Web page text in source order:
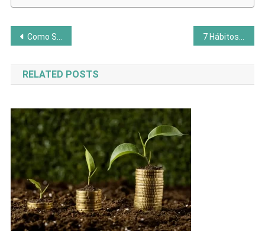
Navegação
de
Post
Como Se Tornar Sobrenatural e Manifestar Milagres
RELATED POSTS